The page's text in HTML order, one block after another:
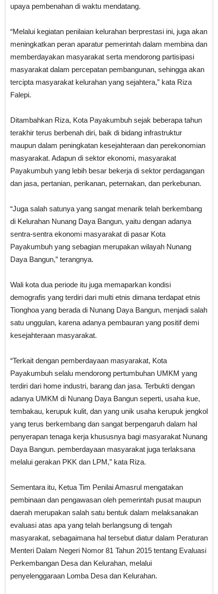
upaya pembenahan di waktu mendatang.
“Melalui kegiatan penilaian kelurahan berprestasi ini, juga akan
meningkatkan peran aparatur pemerintah dalam membina dan
memberdayakan masyarakat serta mendorong partisipasi
masyarakat dalam percepatan pembangunan, sehingga akan
tercipta masyarakat kelurahan yang sejahtera,” kata Riza
Falepi.
Ditambahkan Riza, Kota Payakumbuh sejak beberapa tahun
terakhir terus berbenah diri, baik di bidang infrastruktur
maupun dalam peningkatan kesejahteraan dan perekonomian
masyarakat. Adapun di sektor ekonomi, masyarakat
Payakumbuh yang lebih besar bekerja di sektor perdagangan
dan jasa, pertanian, perikanan, peternakan, dan perkebunan.
“Juga salah satunya yang sangat menarik telah berkembang
di Kelurahan Nunang Daya Bangun, yaitu dengan adanya
sentra-sentra ekonomi masyarakat di pasar Kota
Payakumbuh yang sebagian merupakan wilayah Nunang
Daya Bangun,” terangnya.
Wali kota dua periode itu juga memaparkan kondisi
demografis yang terdiri dari multi etnis dimana terdapat etnis
Tionghoa yang berada di Nunang Daya Bangun, menjadi salah
satu unggulan, karena adanya pembauran yang positif demi
kesejahteraan masyarakat.
“Terkait dengan pemberdayaan masyarakat, Kota
Payakumbuh selalu mendorong pertumbuhan UMKM yang
terdiri dari home industri, barang dan jasa. Terbukti dengan
adanya UMKM di Nunang Daya Bangun seperti, usaha kue,
tembakau, kerupuk kulit, dan yang unik usaha kerupuk jengkol
yang terus berkembang dan sangat berpengaruh dalam hal
penyerapan tenaga kerja khususnya bagi masyarakat Nunang
Daya Bangun. pemberdayaan masyarakat juga terlaksana
melalui gerakan PKK dan LPM,” kata Riza.
Sementara itu, Ketua Tim Penilai Amasrul mengatakan
pembinaan dan pengawasan oleh pemerintah pusat maupun
daerah merupakan salah satu bentuk dalam melaksanakan
evaluasi atas apa yang telah berlangsung di tengah
masyarakat, sebagaimana hal tersebut diatur dalam Peraturan
Menteri Dalam Negeri Nomor 81 Tahun 2015 tentang Evaluasi
Perkembangan Desa dan Kelurahan, melalui
penyelenggaraan Lomba Desa dan Kelurahan.